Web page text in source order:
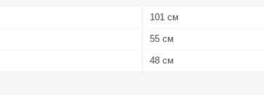
101 см
55 см
48 см